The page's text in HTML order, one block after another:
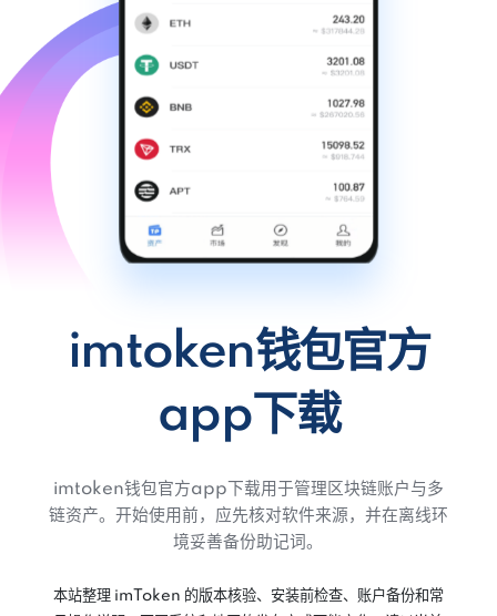
imtoken钱包官方
app下载
imtoken钱包官方app下载用于管理区块链账户与多
链资产。开始使用前，应先核对软件来源，并在离线环
境妥善备份助记词。
本站整理 imToken 的版本核验、安装前检查、账户备份和常